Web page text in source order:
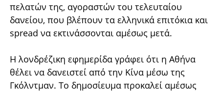
πελατών της, αγοραστών του τελευταίου
δανείου, που βλέπουν τα ελληνικά επιτόκια και
spread να εκτινάσσονται αμέσως μετά.
Η λονδρέζικη εφημερίδα γράφει ότι η Αθήνα
θέλει να δανειστεί από την Κίνα μέσω της
Γκόλντμαν. Το δημοσίευμα προκαλεί αμέσως